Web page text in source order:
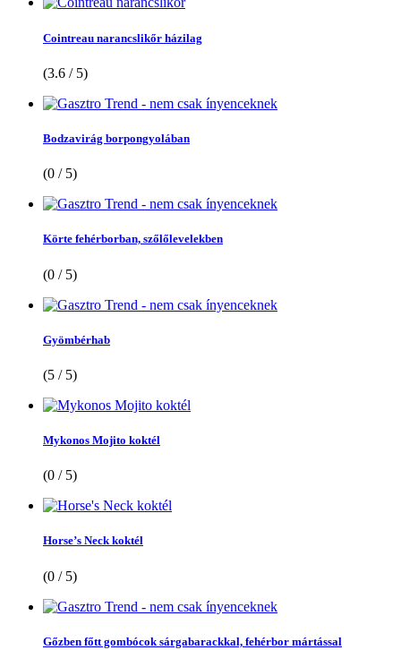
Cointreau narancslikőr házilag
(3.6 / 5)
Bodzavirág borpongyolában
(0 / 5)
Körte fehérborban, szőlőlevelekben
(0 / 5)
Gyömbérhab
(5 / 5)
Mykonos Mojito koktél
(0 / 5)
Horse’s Neck koktél
(0 / 5)
Gőzben főtt gombócok sárgabarackkal, fehérbor mártással